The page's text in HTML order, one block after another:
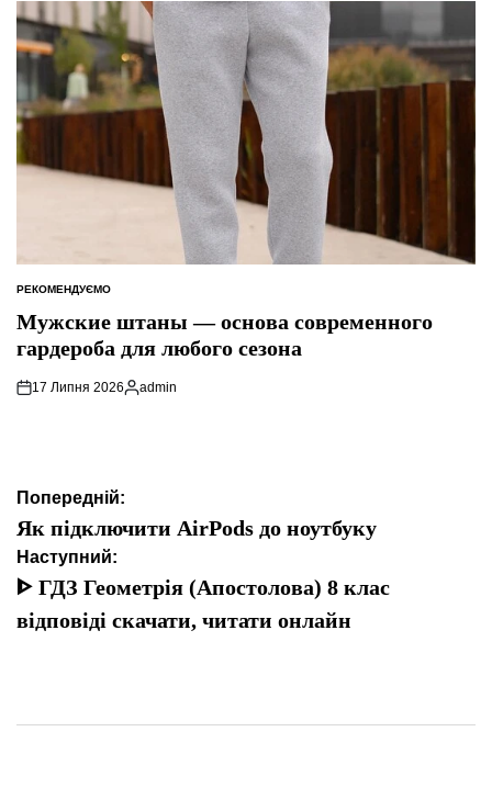
ОПУБЛІКУВАТИ
РЕКОМЕНДУЄМО
Мужские штаны — основа современного
гардероба для любого сезона
17 Липня 2026
Опубліковано
admin
Навігація
записів
Попередній:
Як підключити AirPods до ноутбуку
Наступний:
ᐈ ГДЗ Геометрія (Апостолова) 8 клас
відповіді скачати, читати онлайн